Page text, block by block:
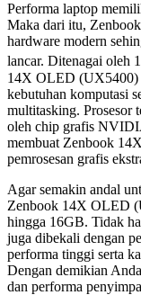
Performa laptop
Maka dari itu,
hardware modern
lancar. Ditenagai oleh
14X OLED (UX5400)
kebutuhan komputasi
multitasking. Prosesor
oleh chip grafis
membuat Zenbook
pemrosesan grafis
Agar semakin andal
Zenbook 14X OLED
hingga 16GB. Tidak
juga dibekali dengan
performa tinggi serta
Dengan demikian
dan performa